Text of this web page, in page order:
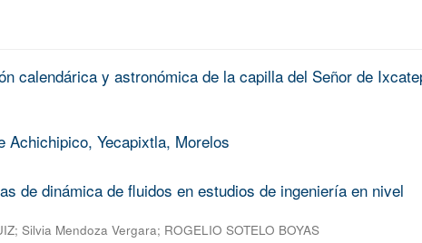
calendárica y astronómica de la capilla del Señor de
Achichipico, Yecapixtla, Morelos
de dinámica de fluidos en estudios de ingeniería en nivel
; Silvia Mendoza Vergara; ROGELIO SOTELO BOYAS